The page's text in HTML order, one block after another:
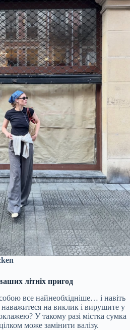
літніх пригод
все найнеобхідніше… і навіть
на виклик і вирушите у
У такому разі містка сумка
може замінити валізу.